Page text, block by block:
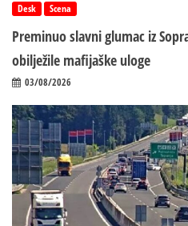
Desk Scena
Preminuo slavni glumac iz
obilježile mafijaške uloge
03/08/2026